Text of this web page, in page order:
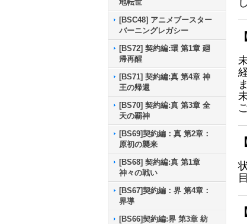
地転世
[BSC48] アニメブースター
バーニングレガシー
[BS72] 契約編:環 第1章 廻
帰再醒
[BS71] 契約編:真 第4章 神
王の帰還
[BS70] 契約編:真 第3章 全
天の覇神
[BS69]契約編：真 第2章：
原初の襲来
[BS68] 契約編:真 第1章
神々の戦い
[BS67]契約編：界 第4章：
界導
[BS66]契約編:界 第3章 紡